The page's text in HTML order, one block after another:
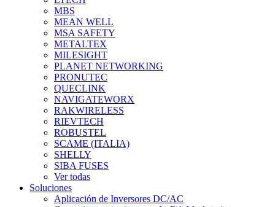
MBS
MEAN WELL
MSA SAFETY
METALTEX
MILESIGHT
PLANET NETWORKING
PRONUTEC
QUECLINK
NAVIGATEWORX
RAKWIRELESS
RIEVTECH
ROBUSTEL
SCAME (ITALIA)
SHELLY
SIBA FUSES
Ver todas
Soluciones
Aplicación de Inversores DC/AC